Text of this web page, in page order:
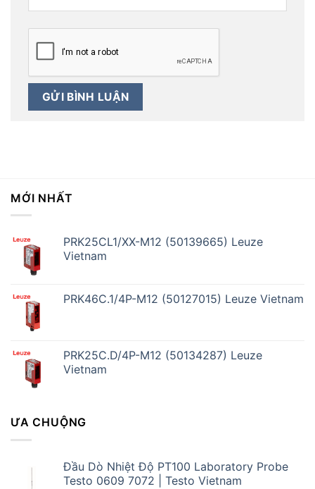
MỚI NHẤT
PRK25CL1/XX-M12 (50139665) Leuze
Vietnam
PRK46C.1/4P-M12 (50127015) Leuze Vietnam
PRK25C.D/4P-M12 (50134287) Leuze
Vietnam
ƯA CHUỘNG
Đầu Dò Nhiệt Độ PT100 Laboratory Probe
Testo 0609 7072 | Testo Vietnam